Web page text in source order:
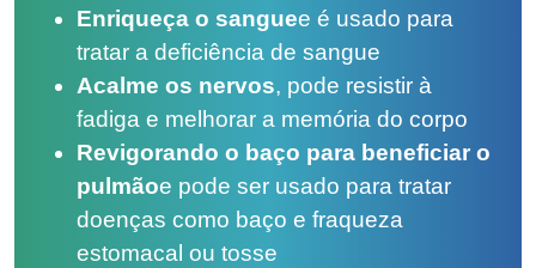
Enriqueça o sanguee é usado para
tratar a deficiência de sangue
Acalme os nervos, pode resistir à
fadiga e melhorar a memória do corpo
Revigorando o baço para beneficiar o
pulmãoe pode ser usado para tratar
doenças como baço e fraqueza
estomacal ou tosse